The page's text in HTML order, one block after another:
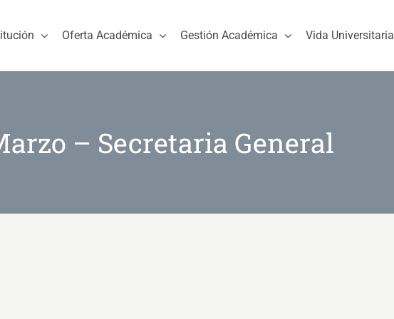
Oferta Académica Gestión Académica Vida Universitaria
– Secretaria General